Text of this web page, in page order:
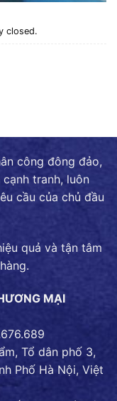
closed.
công đông đảo,
tranh, luôn
cầu của chủ đầu
quả và tận tâm
MẠI
Tổ dân phố 3,
Phố Hà Nội, Việt